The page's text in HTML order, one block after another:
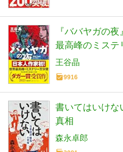
『ババヤガの
最高峰のミス
作家協会賞(ダ
1)
王谷晶
9916
書いてはいけ
真相
森永卓郎